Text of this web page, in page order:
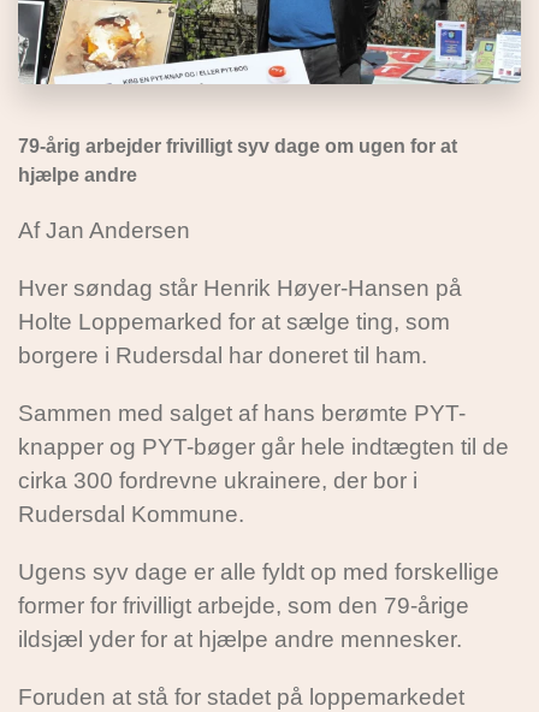
79-årig arbejder frivilligt syv dage om ugen for at
hjælpe andre
Af Jan Andersen
Hver søndag står Henrik Høyer-Hansen på
Holte Loppemarked for at sælge ting, som
borgere i Rudersdal har doneret til ham.
Sammen med salget af hans berømte PYT-
knapper og PYT-bøger går hele indtægten til de
cirka 300 fordrevne ukrainere, der bor i
Rudersdal Kommune.
Ugens syv dage er alle fyldt op med forskellige
former for frivilligt arbejde, som den 79-årige
ildsjæl yder for at hjælpe andre mennesker.
Foruden at stå for stadet på loppemarkedet